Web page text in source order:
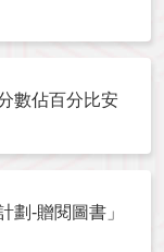
數佔百分比安
劃-贈閱圖書」